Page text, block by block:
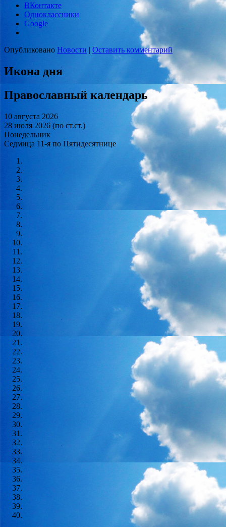
ВКонтакте
Одноклассники
Google
Опубликовано Новости | Оставить комментарий
Икона дня
Православный календарь
10 августа 2026
28 июля 2026 (по ст.ст.)
Понедельник
Седмица 11-я по Пятидесятнице